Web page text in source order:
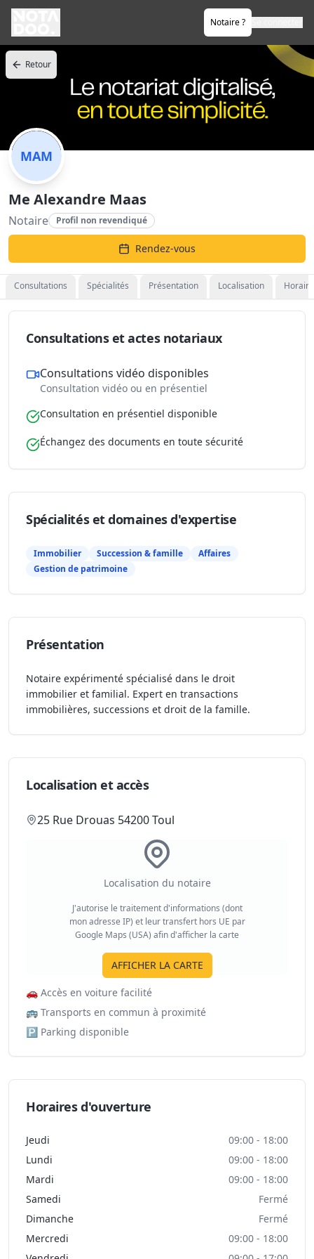
Notaire ?
Retour
MAM
Me Alexandre Maas
Notaire Profil non revendiqué
Rendez-vous
Consultations Spécialités Présentation Localisation
Consultations et actes notariaux
Consultations vidéo disponibles
Consultation vidéo ou en présentiel
Consultation en présentiel disponible
Échangez des documents en toute sécurité
Spécialités et domaines d'expertise
Immobilier Succession & famille
Affaires
Gestion de patrimoine
Présentation
Notaire expérimenté spécialisé dans le droit
immobilier et familial. Expert en transactions
immobilières, successions et droit de la famille.
Localisation et accès
25 Rue Drouas 54200 Toul
Localisation du notaire
J'autorise le traitement d'informations (dont
mon adresse IP) et leur transfert hors UE par
Google Maps (USA) afin d'afficher la carte
AFFICHER LA CARTE
🚗 Accès en voiture facilité
🚌 Transports en commun à proximité
🅿️ Parking disponible
Horaires d'ouverture
Jeudi
09:00 - 18:00
Lundi
09:00 - 18:00
Mardi
09:00 - 18:00
Samedi
Fermé
Dimanche
Fermé
Mercredi
09:00 - 18:00